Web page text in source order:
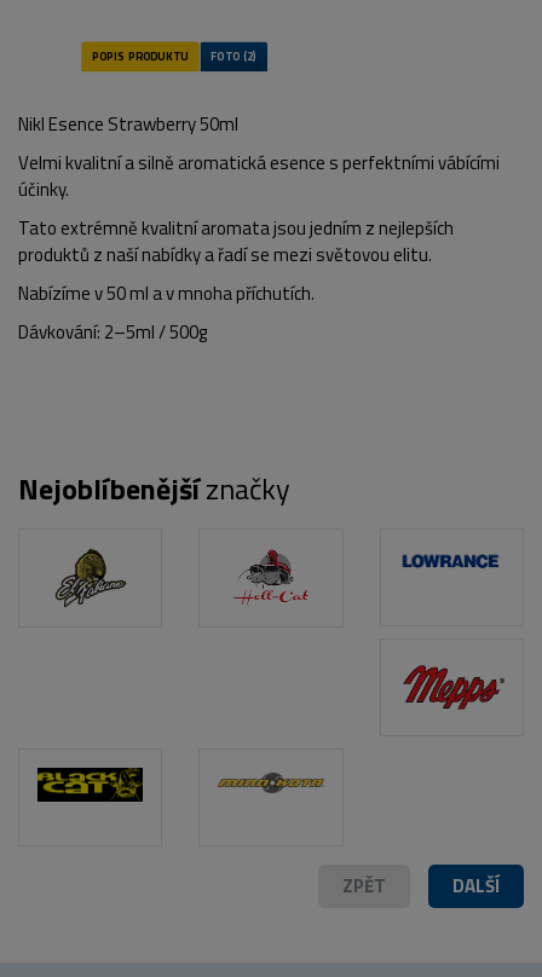
POPIS PRODUKTU
Nikl Esence Strawberry 50ml
Velmi kvalitní a silně aromatická esence s perfektními vábícími
účinky.
Tato extrémně kvalitní aromata jsou jedním z nejlepších
produktů z naší nabídky a řadí se mezi světovou elitu.
Nabízíme v 50 ml a v mnoha příchutích.
Dávkování: 2–5ml / 500g
Nejoblíbenějšíznačky
DALŠÍ
ZPĚT